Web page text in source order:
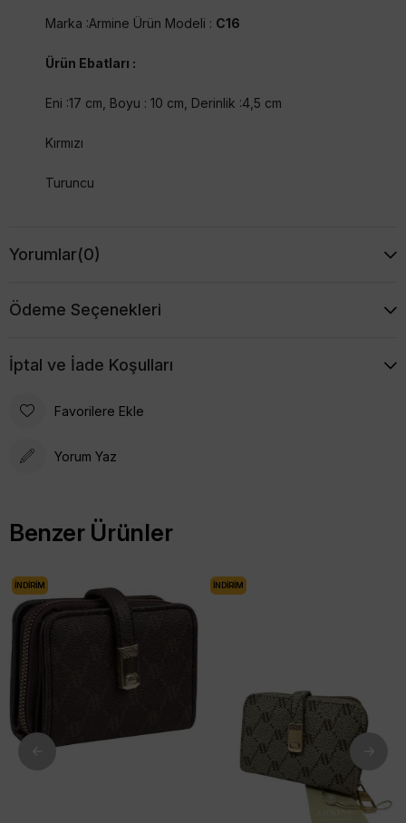
Marka :Armine Ürün Modeli : C16
Ürün Ebatları :
Eni :17 cm, Boyu : 10 cm, Derinlik :4,5 cm
Kırmızı
Turuncu
Buz Mavisi
Pembe
Yorumlar(0)
Ödeme Seçenekleri
İptal ve İade Koşulları
Favorilere Ekle
Yorum Yaz
Benzer Ürünler
İNDIRIM İNDIRIM